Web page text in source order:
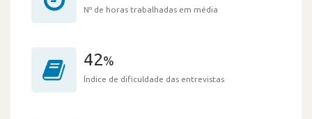
Nº de horas trabalhadas em média
42%
Índice de dificuldade das entrevistas